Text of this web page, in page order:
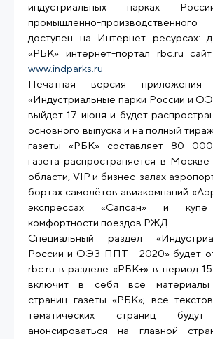
индустриальных парках
промышленно-
доступен на Интернет ресурсах:
«РБК» интернет-портал rbc.ru
www.indparks.ru
Печатная версия
«Индустриальные парки России и
выйдет 17 июня и будет
основного выпуска и на полный
газеты «РБК» составляет 80 000
газета распространяется в
области, VIP и бизнес-залах
бортах самолётов авиакомпаний
экспрессах «Сапсан» и купе
комфортности поездов РЖД.
Специальный раздел
России и ОЭЗ ППТ - 2020» будет
rbc.ru в разделе «РБК+» в период
включит в себя все материалы
страниц газеты «РБК»; все
тематических страниц будут
анонсироваться на главной